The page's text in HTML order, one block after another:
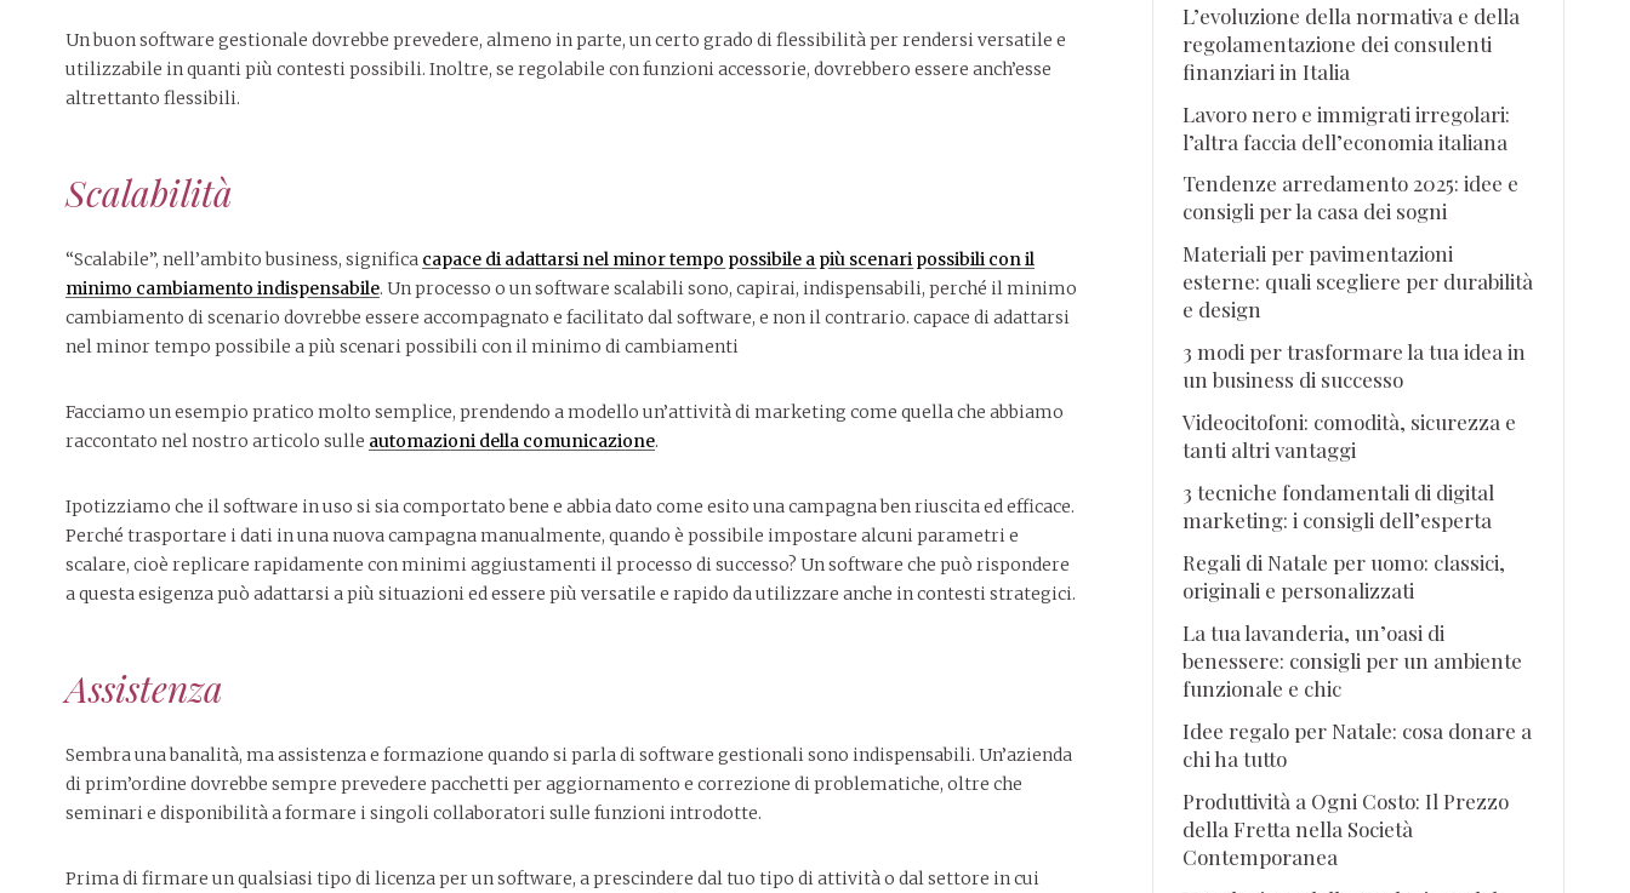
Un buon software gestionale dovrebbe prevedere, almeno in parte, un certo grado di flessibilità per rendersi versatile e
utilizzabile in quanti più contesti possibili. Inoltre, se regolabile con funzioni accessorie, dovrebbero essere anch’esse
altrettanto flessibili.
Scalabilità
“Scalabile”, nell’ambito business, significa capace di adattarsi nel minor tempo possibile a più scenari possibili con il
minimo cambiamento indispensabile. Un processo o un software scalabili sono, capirai, indispensabili, perché il minimo
cambiamento di scenario dovrebbe essere accompagnato e facilitato dal software, e non il contrario. capace di adattarsi
nel minor tempo possibile a più scenari possibili con il minimo di cambiamenti
Facciamo un esempio pratico molto semplice, prendendo a modello un’attività di marketing come quella che abbiamo
raccontato nel nostro articolo sulle automazioni della comunicazione.
Ipotizziamo che il software in uso si sia comportato bene e abbia dato come esito una campagna ben riuscita ed efficace.
Perché trasportare i dati in una nuova campagna manualmente, quando è possibile impostare alcuni parametri e
scalare, cioè replicare rapidamente con minimi aggiustamenti il processo di successo? Un software che può rispondere
a questa esigenza può adattarsi a più situazioni ed essere più versatile e rapido da utilizzare anche in contesti strategici.
Assistenza
Sembra una banalità, ma assistenza e formazione quando si parla di software gestionali sono indispensabili. Un’azienda
di prim’ordine dovrebbe sempre prevedere pacchetti per aggiornamento e correzione di problematiche, oltre che
seminari e disponibilità a formare i singoli collaboratori sulle funzioni introdotte.
Prima di firmare un qualsiasi tipo di licenza per un software, a prescindere dal tuo tipo di attività o dal settore in cui
L’evoluzione della normativa e della
regolamentazione dei consulenti
finanziari in Italia
Lavoro nero e immigrati irregolari:
l’altra faccia dell’economia italiana
Tendenze arredamento 2025: idee e
consigli per la casa dei sogni
Materiali per pavimentazioni
esterne: quali scegliere per durabilità
e design
3 modi per trasformare la tua idea in
un business di successo
Videocitofoni: comodità, sicurezza e
tanti altri vantaggi
3 tecniche fondamentali di digital
marketing: i consigli dell’esperta
Regali di Natale per uomo: classici,
originali e personalizzati
La tua lavanderia, un’oasi di
benessere: consigli per un ambiente
funzionale e chic
Idee regalo per Natale: cosa donare a
chi ha tutto
Produttività a Ogni Costo: Il Prezzo
della Fretta nella Società
Contemporanea